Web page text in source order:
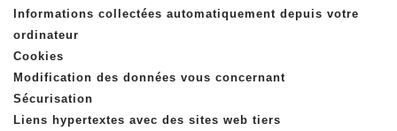
Informations collectées automatiquement depuis votre
ordinateur
Cookies
Modification des données vous concernant
Sécurisation
Liens hypertextes avec des sites web tiers